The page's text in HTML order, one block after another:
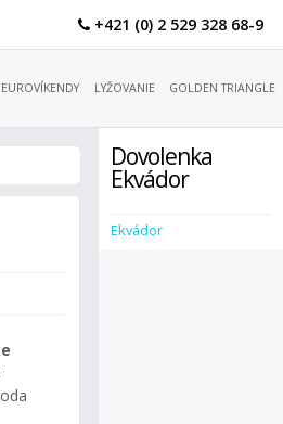
+421 (0) 2 529 328 68-9
EUROVÍKENDY LYŽOVANIE GOLDEN TRIANGLE
Dovolenka
Ekvádor
Ekvádor